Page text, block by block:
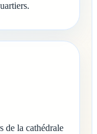
de la cathédrale